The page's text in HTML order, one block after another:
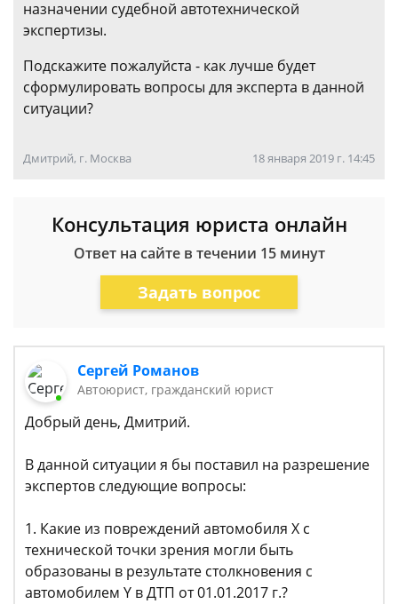
назначении судебной автотехнической
экспертизы.
Подскажите пожалуйста - как лучше будет
сформулировать вопросы для эксперта в данной
ситуации?
Дмитрий, г. Москва 18 января 2019 г. 14:45
Консультация юриста онлайн
Ответ на сайте в течении 15 минут
Задать вопрос
Сергей Романов
Автоюрист, гражданский юрист
Добрый день, Дмитрий.
В данной ситуации я бы поставил на разрешение
экспертов следующие вопросы:
1. Какие из повреждений автомобиля Х с
технической точки зрения могли быть
образованы в результате столкновения с
автомобилем Y в ДТП от 01.01.2017 г.?